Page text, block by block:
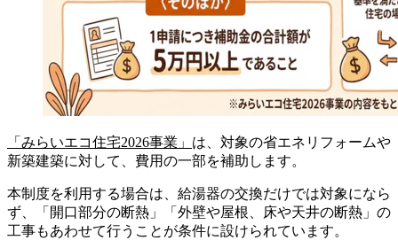
「みらいエコ住宅2026事業」 は、対象の省エネリフォームや
新築建築に対して、費用の一部を補助します。
本制度を利用する場合は、給湯器の交換だけでは対象になら
ず、「開口部分の断熱」「外壁や屋根、床や天井の断熱」の
工事もあわせて行うことが条件に設けられています。